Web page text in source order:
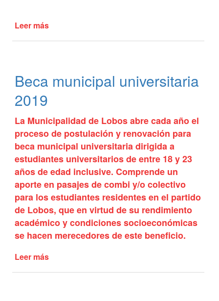
Leer más
de
la
Bicentenario
Beca municipal universitaria
2019
La Municipalidad de Lobos abre cada año el
proceso de postulación y renovación para
beca municipal universitaria dirigida a
estudiantes universitarios de entre 18 y 23
años de edad inclusive. Comprende un
aporte en pasajes de combi y/o colectivo
para los estudiantes residentes en el partido
de Lobos, que en virtud de su rendimiento
académico y condiciones socioeconómicas
se hacen merecedores de este beneficio.
Leer más